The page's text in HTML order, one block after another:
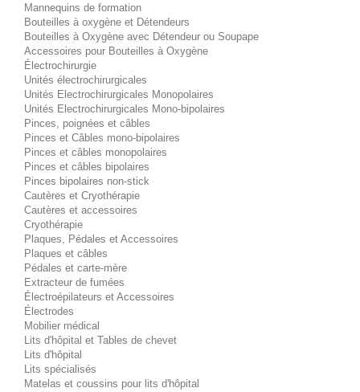
Mannequins de formation
Bouteilles à oxygène et Détendeurs
Bouteilles à Oxygène avec Détendeur ou Soupape
Accessoires pour Bouteilles à Oxygène
Électrochirurgie
Unités électrochirurgicales
Unités Electrochirurgicales Monopolaires
Unités Electrochirurgicales Mono-bipolaires
Pinces, poignées et câbles
Pinces et Câbles mono-bipolaires
Pinces et câbles monopolaires
Pinces et câbles bipolaires
Pinces bipolaires non-stick
Cautères et Cryothérapie
Cautères et accessoires
Cryothérapie
Plaques, Pédales et Accessoires
Plaques et câbles
Pédales et carte-mère
Extracteur de fumées
Électroépilateurs et Accessoires
Électrodes
Mobilier médical
Lits d'hôpital et Tables de chevet
Lits d'hôpital
Lits spécialisés
Matelas et coussins pour lits d'hôpital